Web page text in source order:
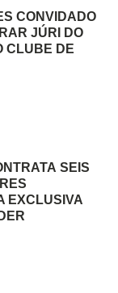
CONVIDADO
JÚRI DO
CLUBE DE
SEIS
EXCLUSIVA